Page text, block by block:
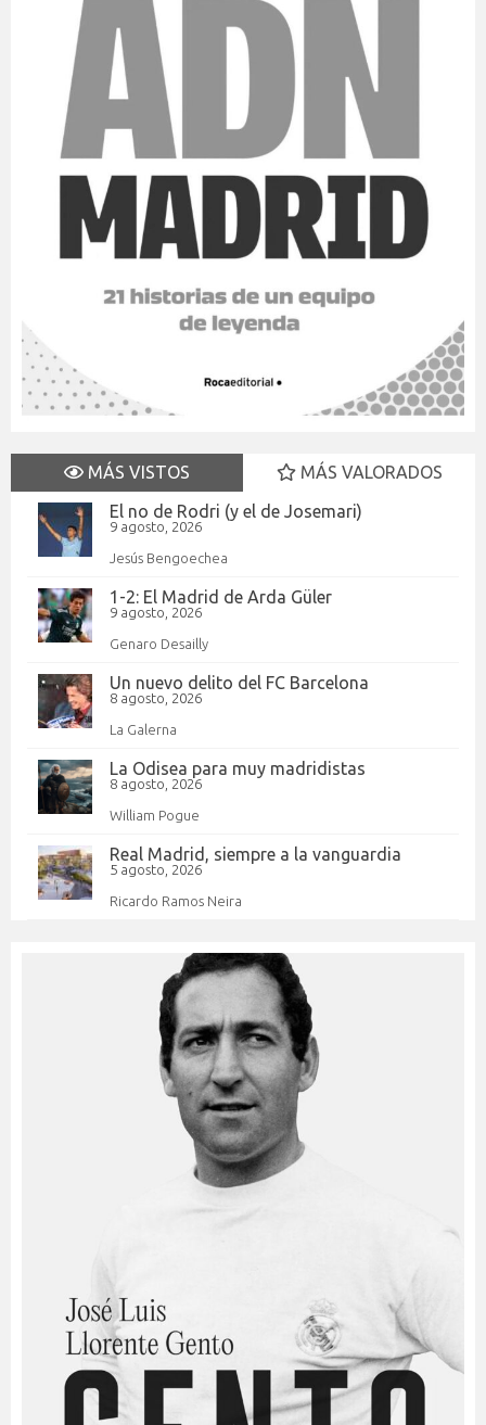
MÁS VISTOS
MÁS VALORADOS
El no de Rodri (y el de Josemari)
9 agosto, 2026
Jesús Bengoechea
1-2: El Madrid de Arda Güler
9 agosto, 2026
Genaro Desailly
Un nuevo delito del FC Barcelona
8 agosto, 2026
La Galerna
La Odisea para muy madridistas
8 agosto, 2026
William Pogue
Real Madrid, siempre a la vanguardia
5 agosto, 2026
Ricardo Ramos Neira